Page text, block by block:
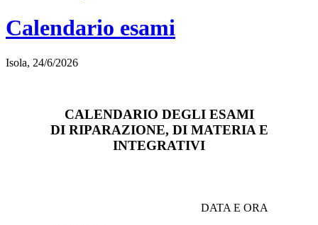
Calendario esami
Isola, 24/6/2026
CALENDARIO DEGLI ESAMI
DI RIPARAZIONE, DI MATERIA E
INTEGRATIVI
DATA E ORA